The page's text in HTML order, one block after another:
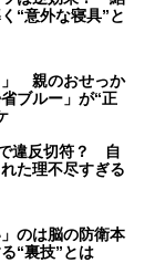
“意外な寝具”と
」 親のおせっか
ブルー」が“正
で違反切符？ 自
た理不尽すぎる
のは脳の防衛本
“裏技”とは